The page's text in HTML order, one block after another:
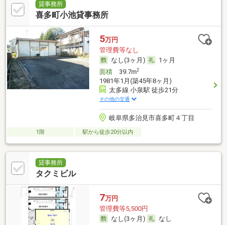
貸事務所
喜多町小池貸事務所
5万円
管理費等なし
なし(3ヶ月)
1ヶ月
面積39.7m2
1981年1月(築45年8ヶ月)
太多線 小泉駅 徒歩21分
その他の交通
岐阜県多治見市喜多町４丁目
1階 駅から徒歩20分以内
貸事務所
タクミビル
7万円
管理費等5,500円
なし(3ヶ月)
なし